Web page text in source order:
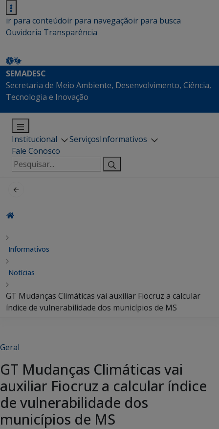
ir para conteúdoir para navegaçãoir para busca
Ouvidoria Transparência
SEMADESC
Secretaria de Meio Ambiente, Desenvolvimento, Ciência,
Tecnologia e Inovação
Institucional ServiçosInformativos
Fale Conosco
Pesquisar
por:
Informativos
Notícias
GT Mudanças Climáticas vai auxiliar Fiocruz a calcular
índice de vulnerabilidade dos municípios de MS
Geral
GT Mudanças Climáticas vai
auxiliar Fiocruz a calcular índice
de vulnerabilidade dos
municípios de MS